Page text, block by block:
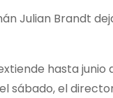
Julian Brandt
hasta junio
sábado, el